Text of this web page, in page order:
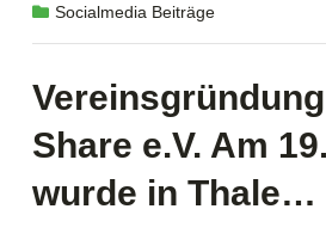
Socialmedia Beiträge
Share e.V. Am
wurde in Thale…